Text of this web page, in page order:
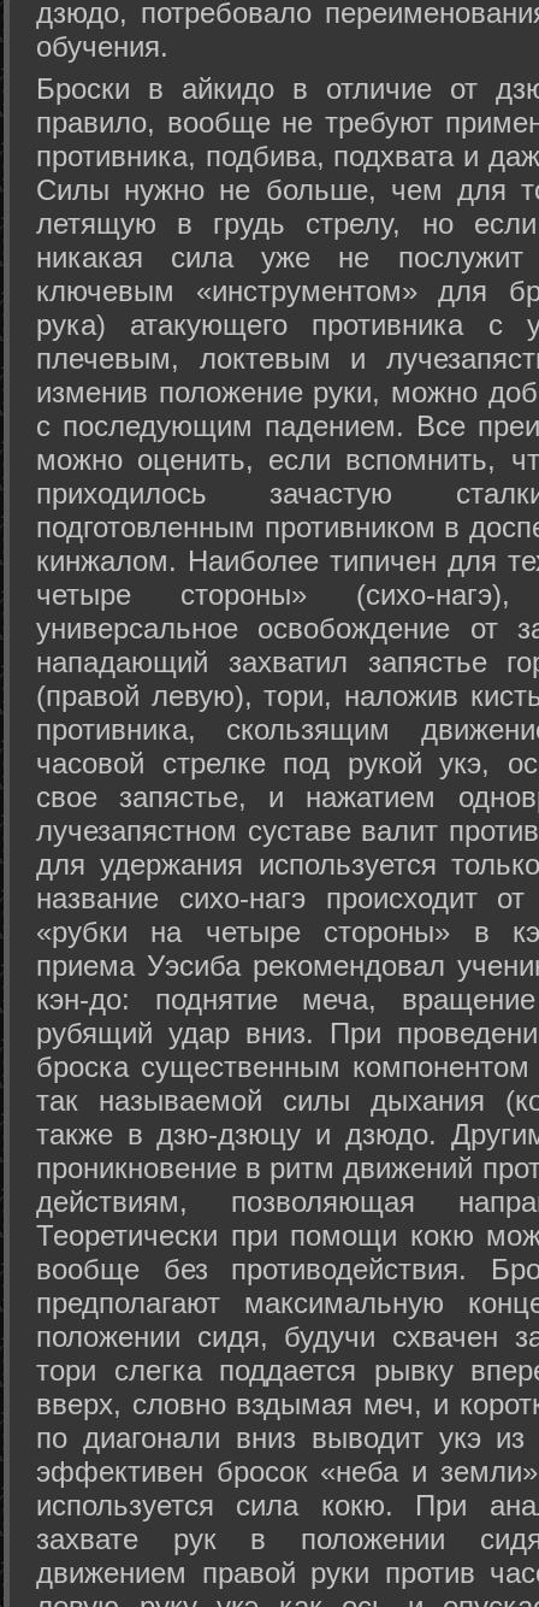
дзюдо, потребовало
обучения.
Броски в айкидо в отличие от
правило, вообще не требуют
противника, подбива, подхвата и
Силы нужно не больше, чем для
летящую в грудь стрелу, но
никакая сила уже не
ключевым «инструментом» для
рука) атакующего противника с
плечевым, локтевым и
изменив положение руки, можно
с последующим падением. Все
можно оценить, если вспомнить,
приходилось зачастую
подготовленным противником в
кинжалом. Наиболее типичен для
четыре стороны» (сихо-
универсальное освобождение от
нападающий захватил запястье
(правой левую), тори, наложив
противника, скользящим
часовой стрелке под рукой укэ,
свое запястье, и нажатием
лучезапястном суставе валит
для удержания используется
название сихо-нагэ происходит
«рубки на четыре стороны» в
приема Уэсиба рекомендовал
кэн-до: поднятие меча,
рубящий удар вниз. При
броска существенным компонентом
так называемой силы дыхания
также в дзю-дзюцу и дзюдо.
проникновение в ритм движений
действиям, позволяющая
Теоретически при помощи кокю
вообще без противодействия.
предполагают максимальную
положении сидя, будучи схвачен
тори слегка поддается рывку
вверх, словно вздымая меч, и
по диагонали вниз выводит укэ
эффективен бросок «неба и
используется сила кокю. При
захвате рук в положении
движением правой руки против